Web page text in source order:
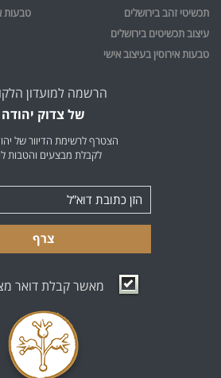
תכשיטי זהב בירושלים
עיצוב תכשיטים בירושלים
טבעות אירוסין בעיצוב אישי
טבעות
הרשמה למועדון
של צדוק יהודה
הצטרף לרשימת הדיוור של
לקבלת מבצעים והטבות
צרף
מאשר קבלת דואר